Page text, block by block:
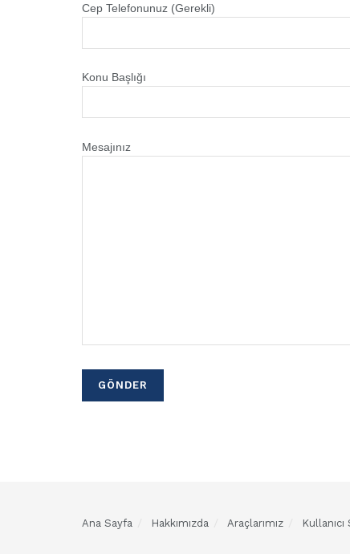
Cep Telefonunuz (Gerekli)
Konu Başlığı
Mesajınız
Ana Sayfa Hakkımızda Araçlarımız